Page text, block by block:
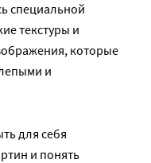
специальной
текстуры и
которые
и
для себя
и понять